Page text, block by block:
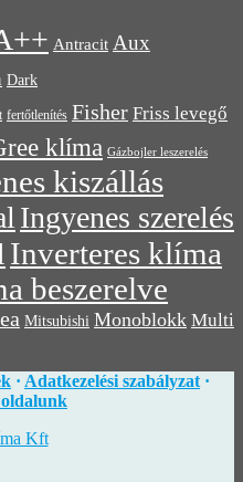
Antracit Aux
Dark
fertőtlenítés Fisher Friss levegő
klíma Gázbojler leszerelés
kiszállás
Ingyenes szerelés
Inverteres klíma
beszerelve
Mitsubishi Monoblokk Multi
· Adatkezelési szabályzat ·
Kft